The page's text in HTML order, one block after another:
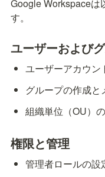
Google Workspaceは
す。
ユーザーおよび
ユーザーアカウン
グループの作成と
組織単位（OU）
権限と管理
管理者ロールの設